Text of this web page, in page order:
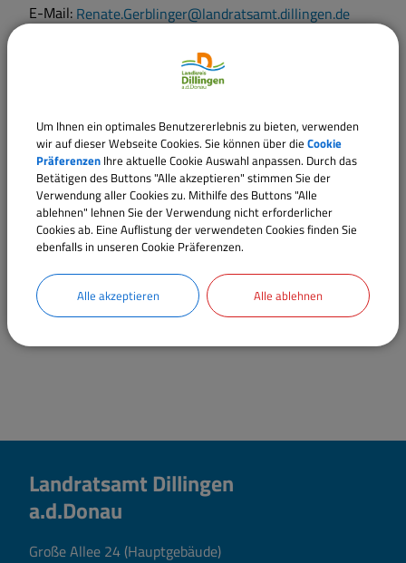
E-Mail: Renate.Gerblinger@landratsamt.dillingen.de
Tel.: 09071 51-110
E-Mail:sabrina.sandmaier@landratsamt.dillingen.de
Sachgebiete
Team 321 - Führerscheinstelle
Landratsamt Dillingen
a.d.Donau
Große Allee 24 (Hauptgebäude)
Um Ihnen ein optimales Benutzererlebnis zu bieten, verwenden
wir auf dieser Webseite Cookies. Sie können über die Cookie
Präferenzen Ihre aktuelle Cookie Auswahl anpassen. Durch das
Betätigen des Buttons "Alle akzeptieren" stimmen Sie der
Verwendung aller Cookies zu. Mithilfe des Buttons "Alle
ablehnen" lehnen Sie der Verwendung nicht erforderlicher
Cookies ab. Eine Auflistung der verwendeten Cookies finden Sie
ebenfalls in unseren Cookie Präferenzen.
Alle akzeptieren Alle ablehnen